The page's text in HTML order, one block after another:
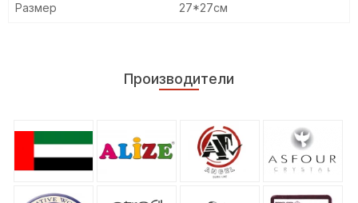
Размер 27*27см
Производители